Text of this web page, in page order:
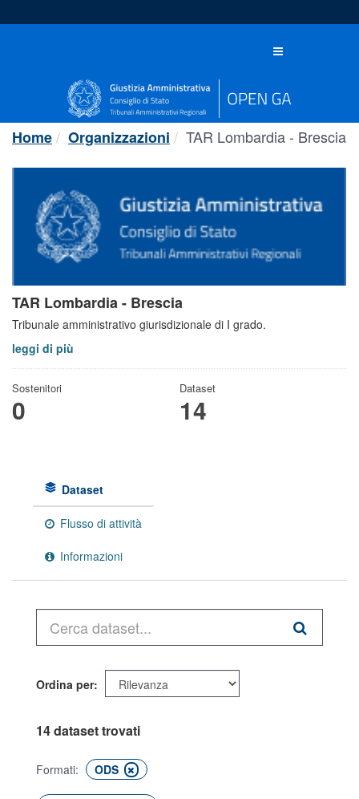
al
Toggle
Home Organizzazioni TAR Lombardia - Brescia
TAR Lombardia - Brescia
Tribunale amministrativo giurisdizionale di I grado.
leggi di più
Sostenitori
0
Dataset
14
Dataset
Flusso di attività
Informazioni
Ordina per
14 dataset trovati
Formati: ODS